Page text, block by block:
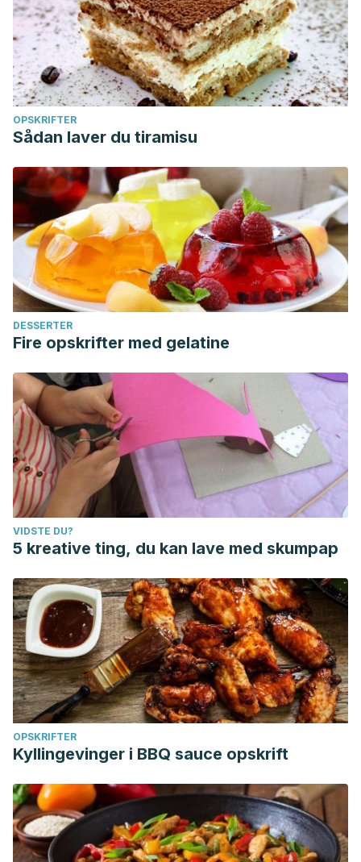
OPSKRIFTER
Sådan laver du tiramisu
DESSERTER
Fire opskrifter med gelatine
VIDSTE DU?
5 kreative ting, du kan lave med skumpap
OPSKRIFTER
Kyllingevinger i BBQ sauce opskrift